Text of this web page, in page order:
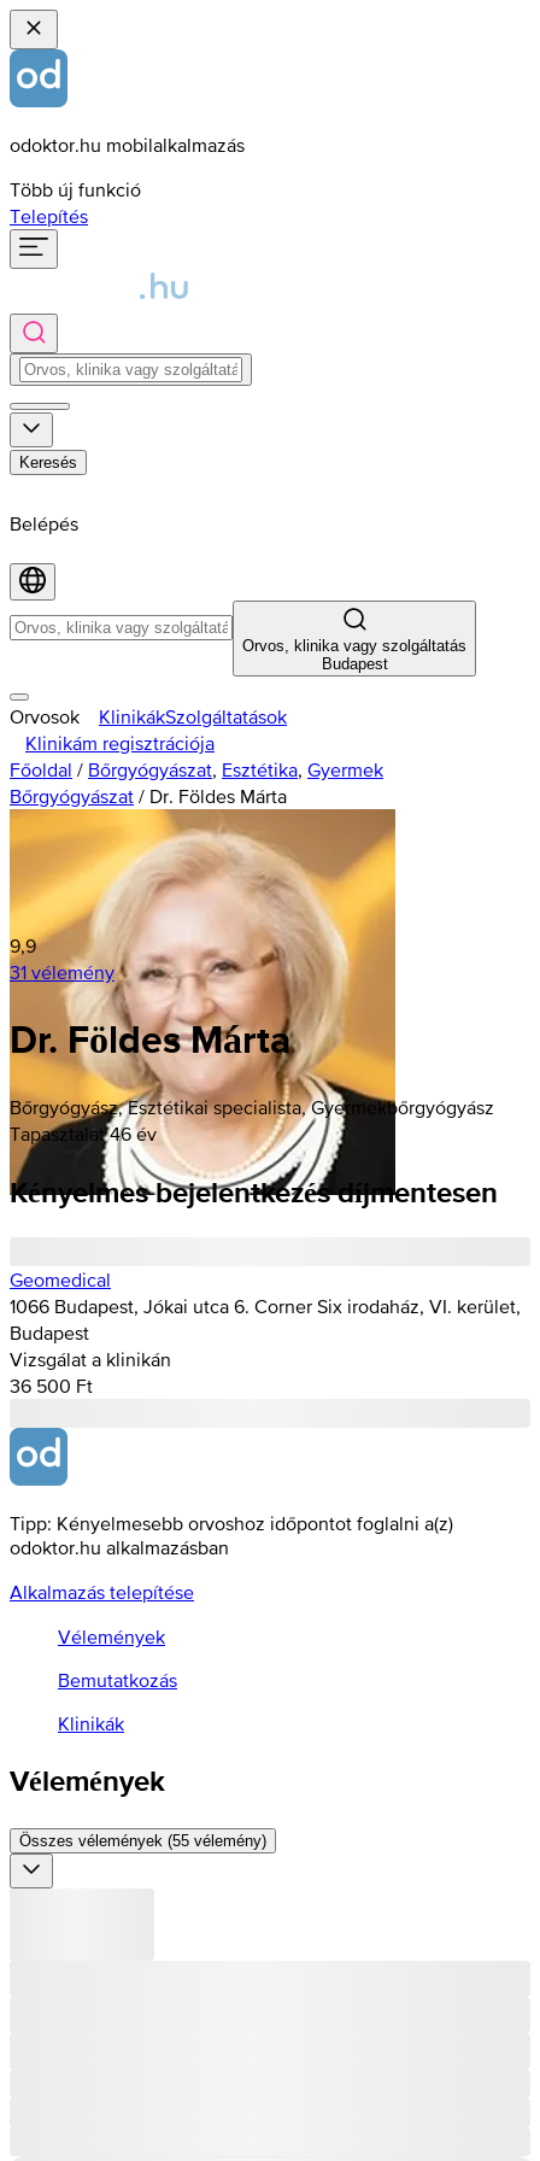
odoktor.hu mobilalkalmazás
Több új funkció
Telepítés
Keresés
Belépés
Orvos, klinika vagy szolgáltatás
Budapest
Orvosok KlinikákSzolgáltatások
Klinikám regisztrációja
Főoldal / Bőrgyógyászat, Esztétika, Gyermek
Bőrgyógyászat / Dr. Földes Márta
9,9
31 vélemény
Dr. Földes Márta
Bőrgyógyász, Esztétikai specialista, Gyermekbőrgyógyász
Tapasztalat 46 év
Kényelmes bejelentkezés díjmentesen
Geomedical
1066 Budapest, Jókai utca 6. Corner Six irodaház, VI. kerület,
Budapest
Vizsgálat a klinikán
36 500 Ft
Tipp: Kényelmesebb orvoshoz időpontot foglalni a(z)
odoktor.hu alkalmazásban
Alkalmazás telepítése
Vélemények
Bemutatkozás
Klinikák
Vélemények
Összes vélemények (55 vélemény)